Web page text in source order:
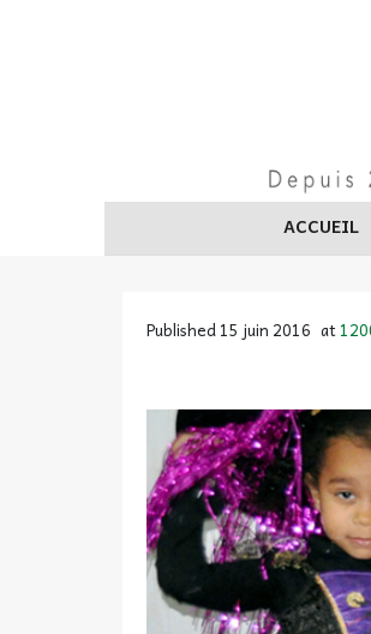
ACCUEIL
Published15 juin 2016 at